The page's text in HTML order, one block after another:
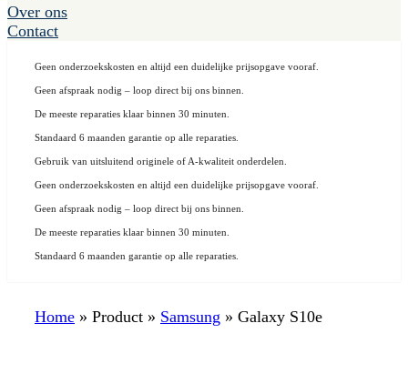
Over ons
Contact
Geen onderzoekskosten en altijd een duidelijke prijsopgave vooraf.
Geen afspraak nodig – loop direct bij ons binnen.
De meeste reparaties klaar binnen 30 minuten.
Standaard 6 maanden garantie op alle reparaties.
Gebruik van uitsluitend originele of A-kwaliteit onderdelen.
Geen onderzoekskosten en altijd een duidelijke prijsopgave vooraf.
Geen afspraak nodig – loop direct bij ons binnen.
De meeste reparaties klaar binnen 30 minuten.
Standaard 6 maanden garantie op alle reparaties.
Home » Product » Samsung » Galaxy S10e